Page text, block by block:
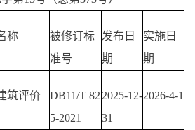
称
被修订标
准号
发布日
期
实施日
期
筑评价
DB11/T 82
5-2021
2025-12-
31
2026-4-1